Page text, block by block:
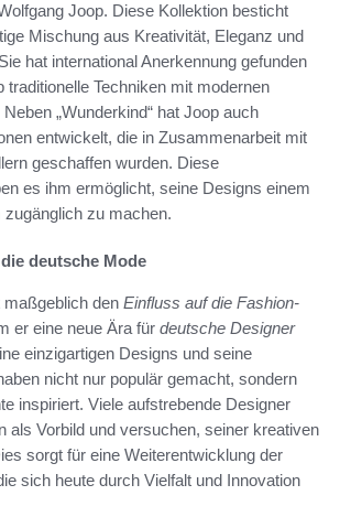
Joop. Diese Kollektion besticht
Mischung aus Kreativität, Eleganz und
hat international Anerkennung gefunden
traditionelle Techniken mit modernen
„Wunderkind“ hat Joop auch
entwickelt, die in Zusammenarbeit mit
geschaffen wurden. Diese
es ihm ermöglicht, seine Designs einem
zugänglich zu machen.
deutsche Mode
den Einfluss auf die Fashion-
er eine neue Ära für deutsche Designer
einzigartigen Designs und seine
nicht nur populär gemacht, sondern
inspiriert. Viele aufstrebende Designer
als Vorbild und versuchen, seiner kreativen
sorgt für eine Weiterentwicklung der
sich heute durch Vielfalt und Innovation